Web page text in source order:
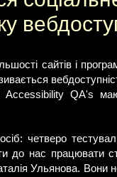
сайтів і
QA's
четверо
до нас працювати
Ульянова.